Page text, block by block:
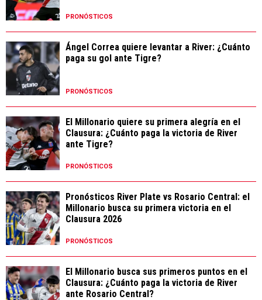
PRONÓSTICOS
Ángel Correa quiere levantar a River: ¿Cuánto
paga su gol ante Tigre?
PRONÓSTICOS
El Millonario quiere su primera alegría en el
Clausura: ¿Cuánto paga la victoria de River
ante Tigre?
PRONÓSTICOS
Pronósticos River Plate vs Rosario Central: el
Millonario busca su primera victoria en el
Clausura 2026
PRONÓSTICOS
El Millonario busca sus primeros puntos en el
Clausura: ¿Cuánto paga la victoria de River
ante Rosario Central?